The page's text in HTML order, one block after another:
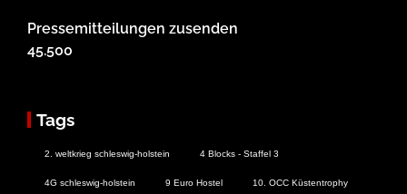
Pressemitteilungen zusenden
45.500
Tags
2. weltkrieg schleswig-holstein 4 Blocks - Staffel 3
4G schleswig-holstein 9 Euro Hostel 10. OCC Küstentrophy